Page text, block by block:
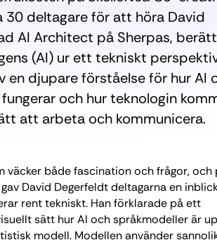
30 deltagare för att höra David
AI Architect på Sherpas,
(AI) ur ett tekniskt
en djupare förståelse för hur AI
och hur teknologin
att arbeta och kommunicera.
väcker både fascination och frågor, och
David Degerfeldt deltagarna en
rent tekniskt. Han förklarade på ett
sätt hur AI och språkmodeller är
modell. Modellen använder